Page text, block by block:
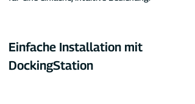
Einfache Installation mit
DockingStation